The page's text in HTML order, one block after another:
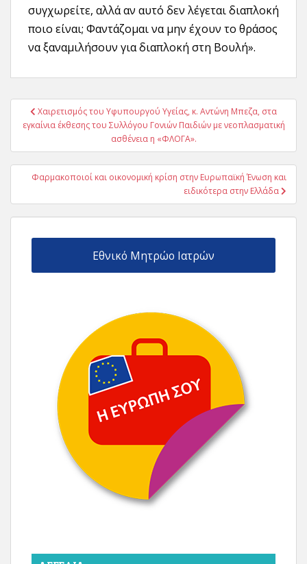
συγχωρείτε, αλλά αν αυτό δεν λέγεται διαπλοκή
ποιο είναι; Φαντάζομαι να μην έχουν το θράσος
να ξαναμιλήσουν για διαπλοκή στη Βουλή».
Πλοήγηση
άρθρων
Χαιρετισμός του Υφυπουργού Υγείας, κ. Αντώνη Μπεζα, στα
εγκαίνια έκθεσης του Συλλόγου Γονιών Παιδιών με νεοπλασματική
ασθένεια η «ΦΛΟΓΑ».
Φαρμακοποιοί και οικονομική κρίση στην Ευρωπαϊκή Ένωση και
ειδικότερα στην Ελλάδα
Εθνικό Μητρώο Ιατρών